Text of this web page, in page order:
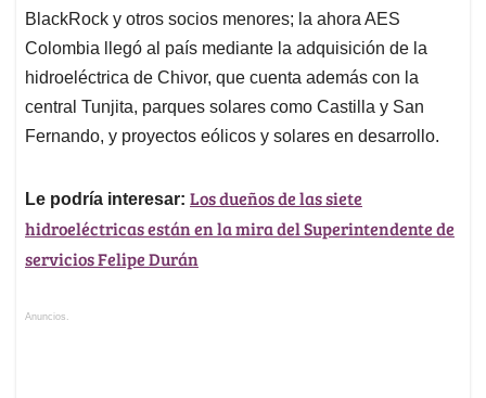
BlackRock y otros socios menores; la ahora AES
Colombia llegó al país mediante la adquisición de la
hidroeléctrica de Chivor, que cuenta además con la
central Tunjita, parques solares como Castilla y San
Fernando, y proyectos eólicos y solares en desarrollo.
Le podría interesar: Los dueños de las siete
hidroeléctricas están en la mira del Superintendente de
servicios Felipe Durán
Anuncios.